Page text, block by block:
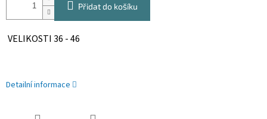
Přidat do košíku
VELIKOSTI 36 - 46
Detailní informace